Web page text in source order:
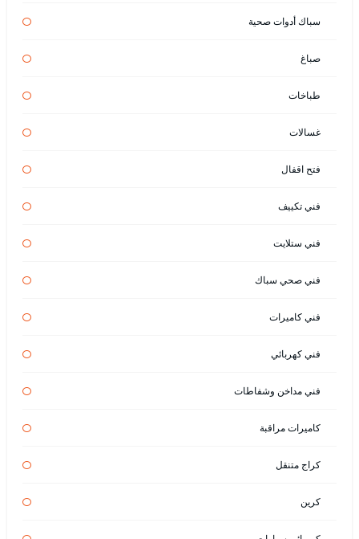
سباك أدوات صحية
صباغ
طباخات
غسالات
فتح اقفال
فني تكييف
فني ستلايت
فني صحي سباك
فني كاميرات
فني كهربائي
فني مداخن وشفاطات
كاميرات مراقبة
كراج متنقل
كرين